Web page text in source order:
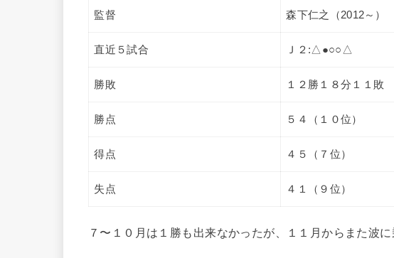
監督 森下仁之（2012～）
直近５試合 Ｊ２:△●○○△
勝敗 １２勝１８分１１敗
勝点 ５４（１０位）
得点 ４５（７位）
失点 ４１（９位）
７〜１０月は１勝も出来なかったが、１１月からまた波に